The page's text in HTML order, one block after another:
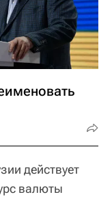
действует
валюты